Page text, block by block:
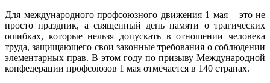
Для международного профсоюзного движения 1 мая – это не
просто праздник, а священный день памяти о трагических
ошибках, которые нельзя допускать в отношении человека
труда, защищающего свои законные требования о соблюдении
элементарных прав. В этом году по призыву Международной
конфедерации профсоюзов 1 мая отмечается в 140 странах.